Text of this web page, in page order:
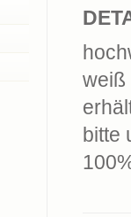
weiß
bitte